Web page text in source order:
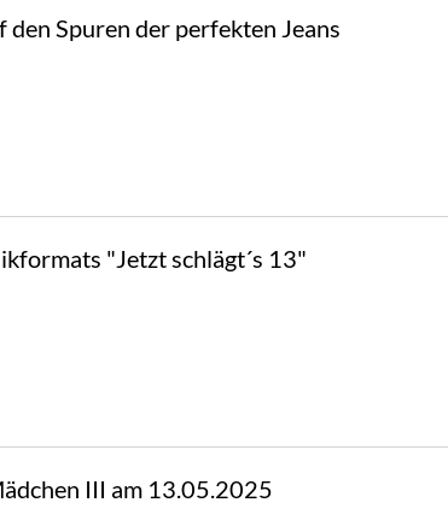
Spuren der perfekten Jeans
"Jetzt schlägt´s 13"
III am 13.05.2025